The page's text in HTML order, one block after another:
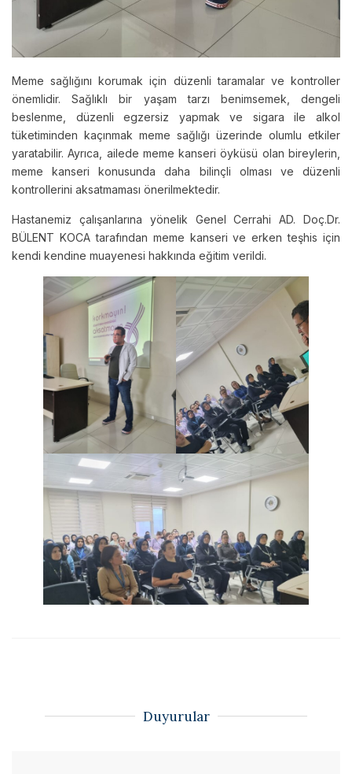
Meme sağlığını korumak için düzenli taramalar ve kontroller
önemlidir. Sağlıklı bir yaşam tarzı benimsemek, dengeli
beslenme, düzenli egzersiz yapmak ve sigara ile alkol
tüketiminden kaçınmak meme sağlığı üzerinde olumlu etkiler
yaratabilir. Ayrıca, ailede meme kanseri öyküsü olan bireylerin,
meme kanseri konusunda daha bilinçli olması ve düzenli
kontrollerini aksatmaması önerilmektedir.
Hastanemiz çalışanlarına yönelik Genel Cerrahi AD. Doç.Dr.
BÜLENT KOCA tarafından meme kanseri ve erken teşhis için
kendi kendine muayenesi hakkında eğitim verildi.
Duyurular